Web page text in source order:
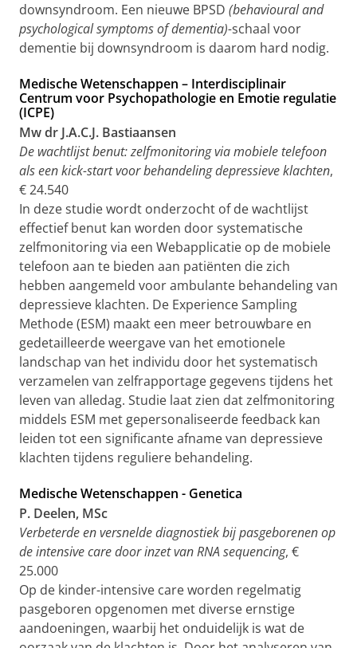
downsyndroom. Een nieuwe BPSD (behavioural and
psychological symptoms of dementia)-schaal voor
dementie bij downsyndroom is daarom hard nodig.
Medische Wetenschappen – Interdisciplinair
Centrum voor Psychopathologie en Emotie regulatie
(ICPE)
Mw dr J.A.C.J. Bastiaansen
De wachtlijst benut: zelfmonitoring via mobiele telefoon
als een kick-start voor behandeling depressieve klachten,
€ 24.540
In deze studie wordt onderzocht of de wachtlijst
effectief benut kan worden door systematische
zelfmonitoring via een Webapplicatie op de mobiele
telefoon aan te bieden aan patiënten die zich
hebben aangemeld voor ambulante behandeling van
depressieve klachten. De Experience Sampling
Methode (ESM) maakt een meer betrouwbare en
gedetailleerde weergave van het emotionele
landschap van het individu door het systematisch
verzamelen van zelfrapportage gegevens tijdens het
leven van alledag. Studie laat zien dat zelfmonitoring
middels ESM met gepersonaliseerde feedback kan
leiden tot een significante afname van depressieve
klachten tijdens reguliere behandeling.
Medische Wetenschappen - Genetica
P. Deelen, MSc
Verbeterde en versnelde diagnostiek bij pasgeborenen op
de intensive care door inzet van RNA sequencing, €
25.000
Op de kinder-intensive care worden regelmatig
pasgeboren opgenomen met diverse ernstige
aandoeningen, waarbij het onduidelijk is wat de